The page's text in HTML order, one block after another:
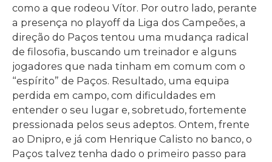
como a que rodeou Vítor. Por outro lado, perante
a presença no playoff da Liga dos Campeões, a
direção do Paços tentou uma mudança radical
de filosofia, buscando um treinador e alguns
jogadores que nada tinham em comum com o
“espírito” de Paços. Resultado, uma equipa
perdida em campo, com dificuldades em
entender o seu lugar e, sobretudo, fortemente
pressionada pelos seus adeptos. Ontem, frente
ao Dnipro, e já com Henrique Calisto no banco, o
Paços talvez tenha dado o primeiro passo para